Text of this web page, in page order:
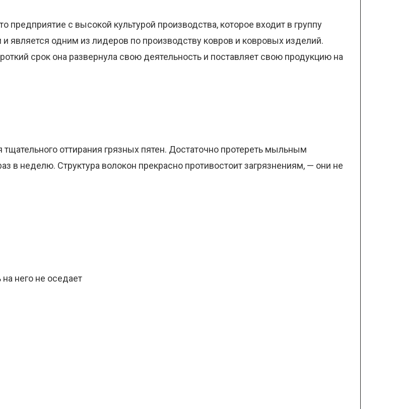
предприятие с высокой культурой производства, которое входит в группу
является одним из лидеров по производству ковров и ковровых изделий.
срок она развернула свою деятельность и поставляет свою продукцию на
оттирания грязных пятен. Достаточно протереть мыльным
неделю. Структура волокон прекрасно противостоит загрязнениям, — они не
него не оседает